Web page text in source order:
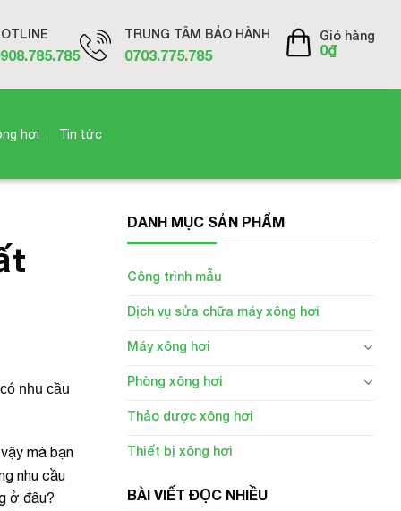
TRUNG TÂM BẢO HÀNH
0703.775.785
Giỏ hàng
0₫
hơi Tin tức
nhu cầu
mà bạn
nhu cầu
ở đâu?
DANH MỤC SẢN PHẨM
Công trình mẫu
Dịch vụ sửa chữa máy xông hơi
Máy xông hơi
Phòng xông hơi
Thảo dược xông hơi
Thiết bị xông hơi
BÀI VIẾT ĐỌC NHIỀU